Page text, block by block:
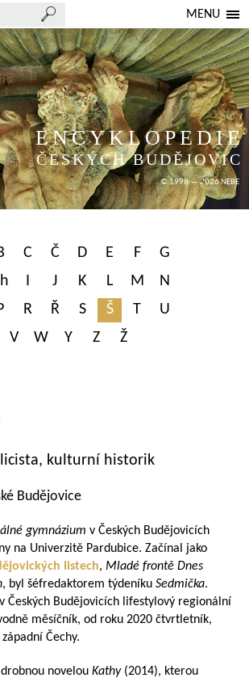
MENU
ENCYKLOPEDIE
ČESKÝCH BUDĚJOVIC
© 1998 — 2026 NEBE
C Č D E F
G
I J K L M
N
R Ř S Š T
U
V
W Y Z Ž
kulturní historik
Budějovice
gymnázium v Českých Budějovicích
na Univerzitě Pardubice. Začínal jako
listech, Mladé frontě Dnes
, byl šéfredaktorem týdeníku Sedmička.
Českých Budějovicích lifestylový regionální
měsíčník, od roku 2020 čtvrtletník,
Čechy.
novelou Kathy(2014), kterou